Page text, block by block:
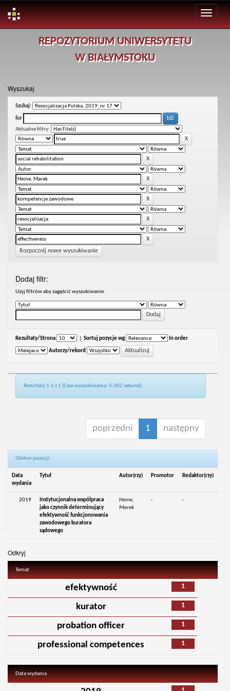
REPOZYTORIUM UNIWERSYTETU
W BIAŁYMSTOKU
Wyszukaj
Szukaj:
for
Aktualne filtry:
Rozpocznij nowe wyszukiwanie
Dodaj filtr:
Uzyj filtrów aby zagęścić wyszukiwanie.
Rezultaty/Strona Sortuj pozycje wg In order
Autorzy/rekord
Rezultaty 1-1 z 1 (Czas wyszukiwania: 0.002 sekund).
poprzedni 1 następny
Odsłon pozycji:
Data
wydania
Tytuł Autor(rzy) Promotor Redaktor(rzy)
2019
Instytucjonalna współpraca
jako czynnik determinujący
efektywność funkcjonowania
zawodowego kuratora
sądowego
Heine,
Marek
- -
Odkryj
Temat
1
efektywność
1
kurator
1
probation officer
1
professional competences
Data wydania